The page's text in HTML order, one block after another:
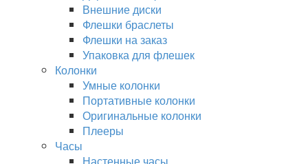
Внешние диски
Флешки браслеты
Флешки на заказ
Упаковка для флешек
Колонки
Умные колонки
Портативные колонки
Оригинальные колонки
Плееры
Часы